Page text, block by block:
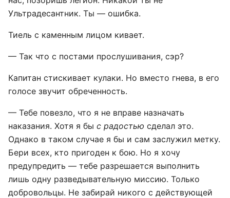
Ультрадесантник. Ты — ошибка.
Тиель с каменным лицом кивает.
— Так что с постами прослушивания, сэр?
Капитан стискивает кулаки. Но вместо гнева, в его
голосе звучит обреченность.
— Тебе повезло, что я не вправе назначать
наказания. Хотя я бы с радостью сделал это.
Однако в таком случае я бы и сам заслужил метку.
Бери всех, кто пригоден к бою. Но я хочу
предупредить — тебе разрешается выполнить
лишь одну разведывательную миссию. Только
добровольцы. Не забирай никого с действующей